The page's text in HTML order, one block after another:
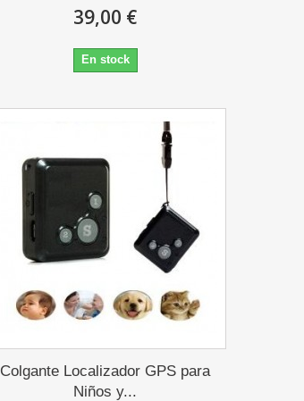
39,00 €
En stock
Colgante Localizador GPS para
Niños y...